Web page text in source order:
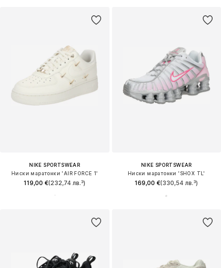
NIKE SPORTSWEAR
Ниски маратонки 'AIR FORCE 1'
119,00 €(232,74 лв.³)
NIKE SPORTSWEAR
Ниски маратонки 'SHOX TL'
169,00 €(330,54 лв.³)